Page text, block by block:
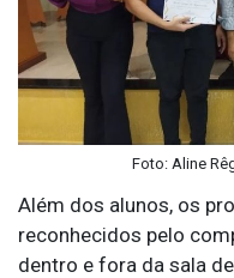
Foto: Aline
Além dos alunos, os
reconhecidos pelo
dentro e fora da sala